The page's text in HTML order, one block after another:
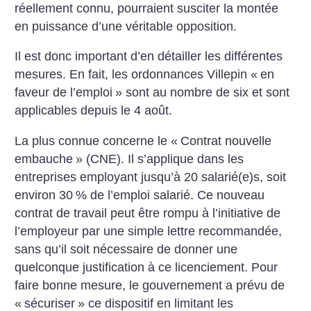
réellement connu, pourraient susciter la montée
en puissance d’une véritable opposition.
Il est donc important d’en détailler les différentes
mesures. En fait, les ordonnances Villepin « en
faveur de l’emploi » sont au nombre de six et sont
applicables depuis le 4 août.
La plus connue concerne le « Contrat nouvelle
embauche » (CNE). Il s’applique dans les
entreprises employant jusqu’à 20 salarié(e)s, soit
environ 30 % de l’emploi salarié. Ce nouveau
contrat de travail peut être rompu à l’initiative de
l’employeur par une simple lettre recommandée,
sans qu’il soit nécessaire de donner une
quelconque justification à ce licenciement. Pour
faire bonne mesure, le gouvernement a prévu de
« sécuriser » ce dispositif en limitant les